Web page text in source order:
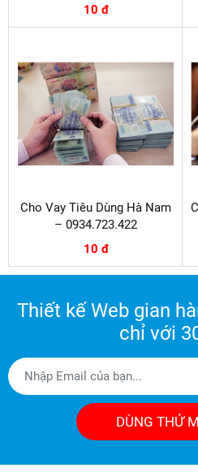
10 đ
Cho Vay Tiêu Dùng Hà Nam
– 0934.723.422
10 đ
Thiết kế Web gian
chỉ với
DÙNG THỬ